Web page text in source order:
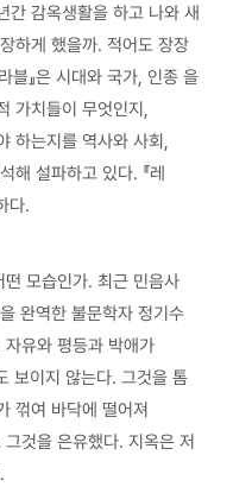
감옥생활을 하고 나와 새
하게 했을까. 적어도 장장
블』은 시대와 국가, 인종 을
가치들이 무엇인지,
하는지를 역사와 사회,
해 설파하고 있다. 『레
다.
모습인가. 최근 민음사
완역한 불문학자 정기수
유와 평등과 박애가
보이지 않는다. 그것을 톰
꺾여 바닥에 떨어져
것을 은유했다. 지옥은 저